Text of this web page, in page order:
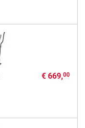
€ 669,00